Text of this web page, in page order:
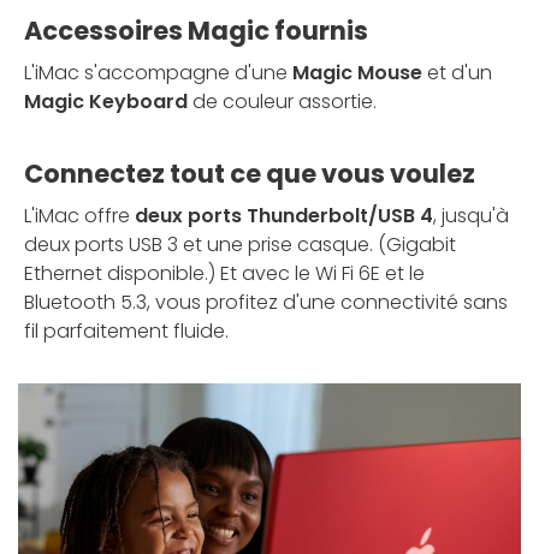
Accessoires Magic fournis
L'iMac s'accompagne d'une Magic Mouseet d'un
Magic Keyboardde couleur assortie.
Connectez tout ce que vous voulez
L'iMac offre deux ports Thunderbolt/USB 4, jusqu'à
deux ports USB 3 et une prise casque. (Gigabit
Ethernet disponible.) Et avec le Wi Fi 6E et le
Bluetooth 5.3, vous profitez d'une connectivité sans
fil parfaitement fluide.